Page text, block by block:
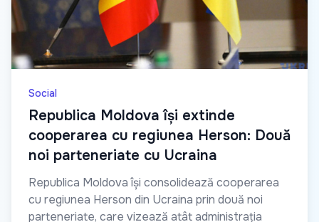
Social
Republica Moldova își extinde
cooperarea cu regiunea Herson: Două
noi parteneriate cu Ucraina
Republica Moldova își consolidează cooperarea
cu regiunea Herson din Ucraina prin două noi
parteneriate, care vizează atât administrația